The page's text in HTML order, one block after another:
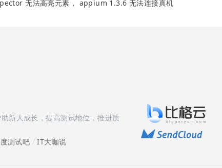
无法高亮元素， appium 1.3.6 无法连接真机
新人成长，提高测试地位，推进质
测试吧 /IT大咖说